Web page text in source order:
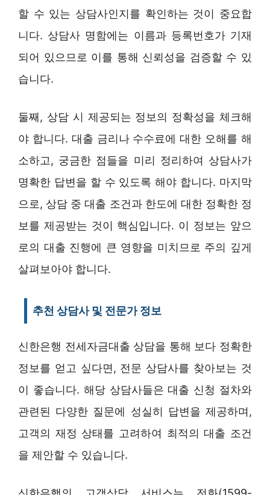
할 수 있는 상담사인지를 확인하는 것이 중요합
니다. 상담사 명함에는 이름과 등록번호가 기재
되어 있으므로 이를 통해 신뢰성을 검증할 수 있
습니다.
둘째, 상담 시 제공되는 정보의 정확성을 체크해
야 합니다. 대출 금리나 수수료에 대한 오해를 해
소하고, 궁금한 점들을 미리 정리하여 상담사가
명확한 답변을 할 수 있도록 해야 합니다. 마지막
으로, 상담 중 대출 조건과 한도에 대한 정확한 정
보를 제공받는 것이 핵심입니다. 이 정보는 앞으
로의 대출 진행에 큰 영향을 미치므로 주의 깊게
살펴보아야 합니다.
추천 상담사 및 전문가 정보
신한은행 전세자금대출 상담을 통해 보다 정확한
정보를 얻고 싶다면, 전문 상담사를 찾아보는 것
이 좋습니다. 해당 상담사들은 대출 신청 절차와
관련된 다양한 질문에 성실히 답변을 제공하며,
고객의 재정 상태를 고려하여 최적의 대출 조건
을 제안할 수 있습니다.